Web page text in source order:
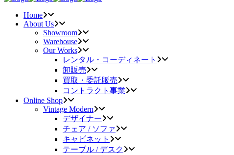
Home
About Us
Showroom
Warehouse
Our Works
レンタル・コーディネート
卸販売
買取・委託販売
コントラクト事業
Online Shop
Vintage Modern
デザイナー
チェア / ソファ
キャビネット
テーブル / デスク